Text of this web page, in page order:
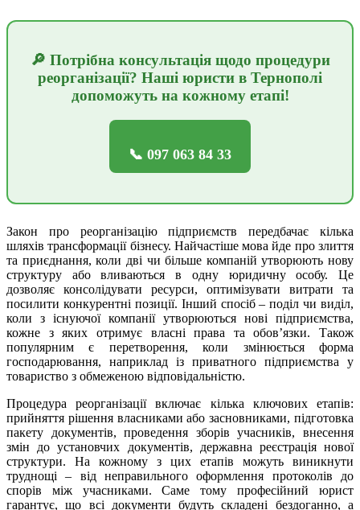
🔎 Потрібна консультація щодо процедури
реорганізації? Наші юристи в Тернополі
допоможуть на кожному етапі!
📞 097 063 84 33
Закон про реорганізацію підприємств передбачає кілька
шляхів трансформації бізнесу. Найчастіше мова йде про злиття
та приєднання, коли дві чи більше компаній утворюють нову
структуру або вливаються в одну юридичну особу. Це
дозволяє консолідувати ресурси, оптимізувати витрати та
посилити конкурентні позиції. Інший спосіб – поділ чи виділ,
коли з існуючої компанії утворюються нові підприємства,
кожне з яких отримує власні права та обов’язки. Також
популярним є перетворення, коли змінюється форма
господарювання, наприклад із приватного підприємства у
товариство з обмеженою відповідальністю.
Процедура реорганізації включає кілька ключових етапів:
прийняття рішення власниками або засновниками, підготовка
пакету документів, проведення зборів учасників, внесення
змін до установчих документів, державна реєстрація нової
структури. На кожному з цих етапів можуть виникнути
труднощі – від неправильного оформлення протоколів до
спорів між учасниками. Саме тому професійний юрист
гарантує, що всі документи будуть складені бездоганно, а